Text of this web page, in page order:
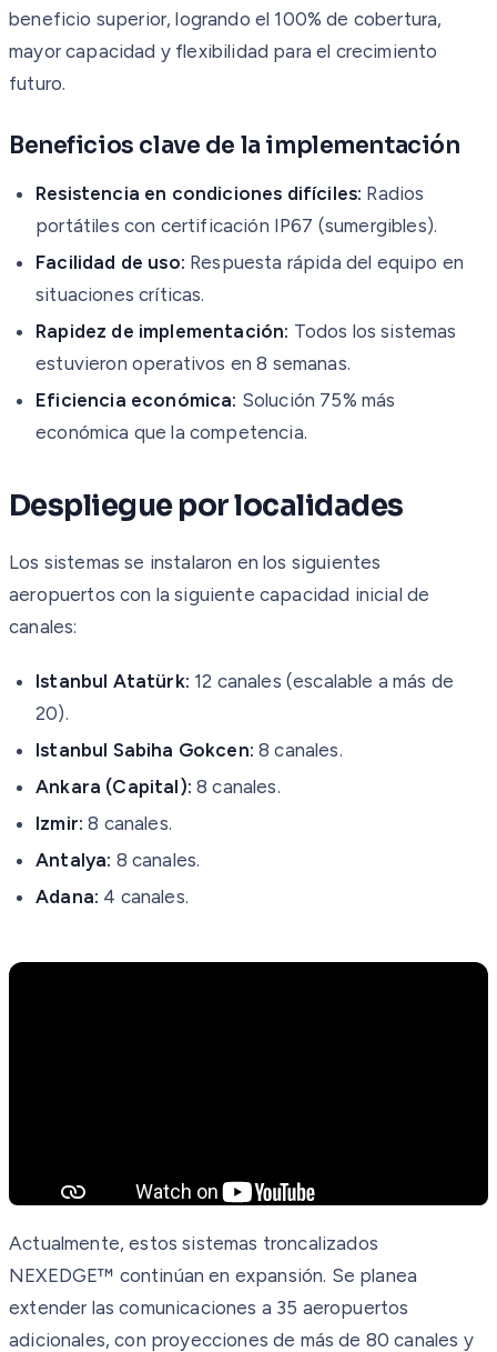
beneficio superior, logrando el 100% de cobertura,
mayor capacidad y flexibilidad para el crecimiento
futuro.
Beneficios clave de la implementación
Resistencia en condiciones difíciles: Radios
portátiles con certificación IP67 (sumergibles).
Facilidad de uso: Respuesta rápida del equipo en
situaciones críticas.
Rapidez de implementación: Todos los sistemas
estuvieron operativos en 8 semanas.
Eficiencia económica: Solución 75% más
económica que la competencia.
Despliegue por localidades
Los sistemas se instalaron en los siguientes
aeropuertos con la siguiente capacidad inicial de
canales:
Istanbul Atatürk: 12 canales (escalable a más de
20).
Istanbul Sabiha Gokcen: 8 canales.
Ankara (Capital): 8 canales.
Izmir: 8 canales.
Antalya: 8 canales.
Adana: 4 canales.
Actualmente, estos sistemas troncalizados
NEXEDGE™ continúan en expansión. Se planea
extender las comunicaciones a 35 aeropuertos
adicionales, con proyecciones de más de 80 canales y